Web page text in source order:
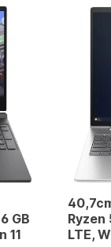
GB
11
Ryzen
LTE,